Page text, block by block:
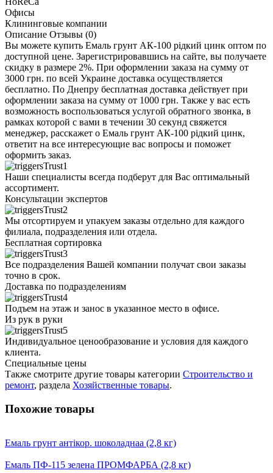
Офисы
Клининговые компании
Описание Отзывы (0)
Вы можете купить Емаль грунт АК-100 рідкий цинк оптом по
доступной цене. Зарегистрировавшись на сайте, вы получаете
скидку в размере 2%. При оформлении заказа на сумму от
3000 грн. по всей Украине доставка осуществляется
бесплатно. По Днепру бесплатная доставка действует при
оформлении заказа на сумму от 1000 грн. Также у вас есть
возможность воспользоваться услугой обратного звонка, в
рамках которой с вами в течении 30 секунд свяжется
менеджер, расскажет о Емаль грунт АК-100 рідкий цинк,
ответит на все интересующие вас вопросы и поможет
оформить заказ.
Наши специалисты всегда подберут для Вас оптимальный
ассортимент.
Консультации экспертов
Мы отсортируем и упакуем заказы отдельно для каждого
филиала, подразделения или отдела.
Бесплатная сортировка
Все подразделения Вашей компании получат свои заказы
точно в срок.
Доставка по подразделениям
Подъем на этаж и занос в указанное место в офисе.
Из рук в руки
Индивидуальное ценообразование и условия для каждого
клиента.
Специальные цены
Также смотрите другие товары категории Строительство и
ремонт, раздела Хозяйственные товары.
Похожие товары
Емаль грунт антікор. шоколаднаа (2,8 кг)
Емаль ПФ-115 зелена ПРОМФАРБА (2,8 кг)